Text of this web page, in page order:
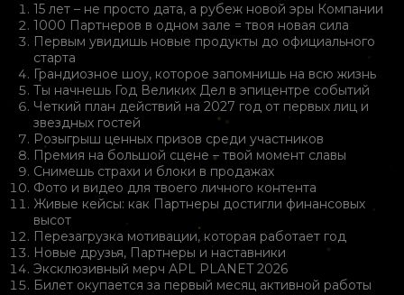
15 лет – не просто дата, а рубеж новой эры Компании
1000 Партнеров в одном зале = твоя новая сила
Первым увидишь новые продукты до официального
старта
Грандиозное шоу, которое запомнишь на всю жизнь
Ты начнешь Год Великих Дел в эпицентре событий
Четкий план действий на 2027 год от первых лиц и
звездных гостей
Розыгрыш ценных призов среди участников
Премия на большой сцене – твой момент славы
Снимешь страхи и блоки в продажах
Фото и видео для твоего личного контента
Живые кейсы: как Партнеры достигли финансовых
высот
Перезагрузка мотивации, которая работает год
Новые друзья, Партнеры и наставники
Эксклюзивный мерч APL PLANET 2026
Билет окупается за первый месяц активной работы